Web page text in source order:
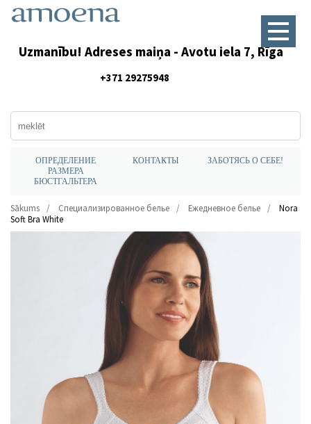
Uzmanību! Adreses maiņa - Avotu iela 7, Rīga
+371 29275948
ОПРЕДЕЛЕНИЕ
РАЗМЕРА
БЮСТГАЛЬТЕРА
КОНТАКТЫ ЗАБОТЯСЬ О СЕБЕ!
Sākums Специализированное белье Ежедневное белье
Nora
Soft Bra White